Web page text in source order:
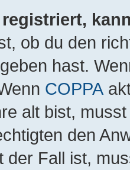
ob du den
hast.
COPPA
alt bist,
den
der Fall ist,